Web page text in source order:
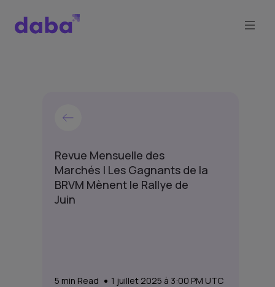
Revue Mensuelle des
Marchés | Les Gagnants de la
BRVM Mènent le Rallye de
Juin
5 min Read 1 juillet 2025 à 3:00 PM UTC